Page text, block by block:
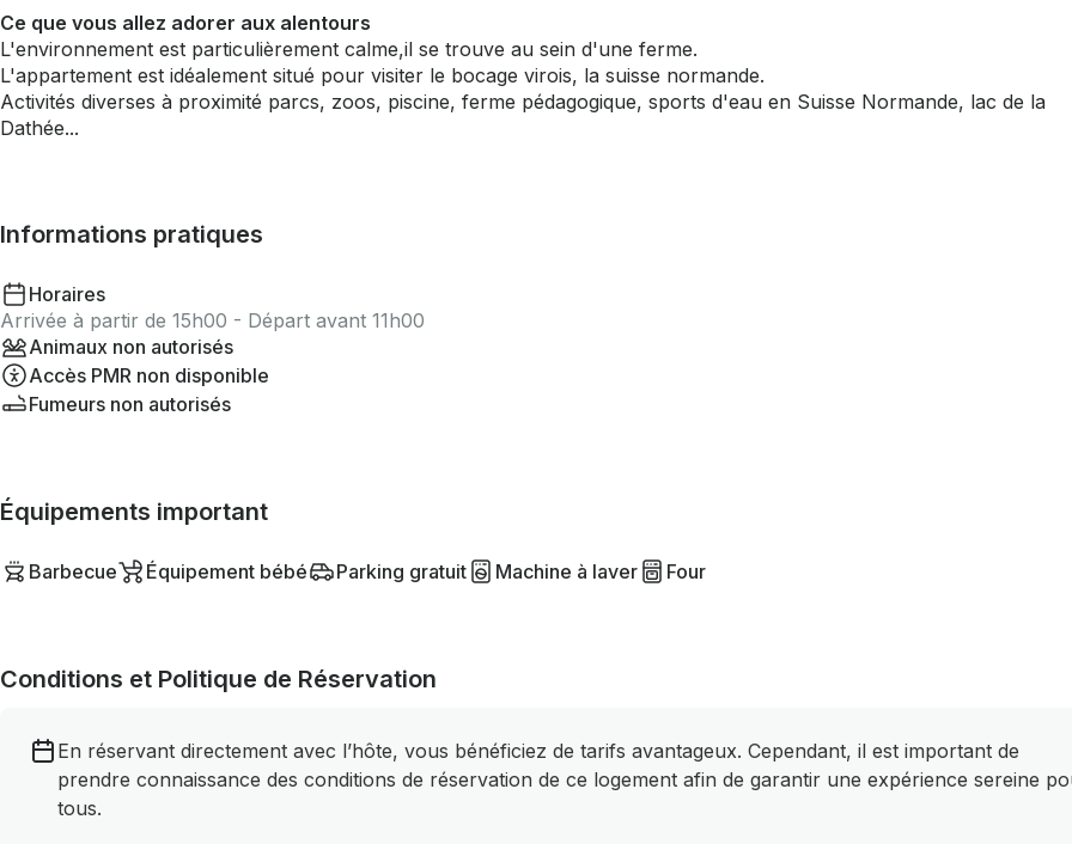
Ce que vous allez adorer aux alentours
L'environnement est particulièrement calme,il se trouve au sein d'une ferme.
L'appartement est idéalement situé pour visiter le bocage virois, la suisse normande.
Activités diverses à proximité parcs, zoos, piscine, ferme pédagogique, sports d'eau en Suisse Normande, lac de la
Dathée...
Informations pratiques
Horaires
Arrivée à partir de 15h00 - Départ avant 11h00
Animaux non autorisés
Accès PMR non disponible
Fumeurs non autorisés
Équipements important
Barbecue Équipement bébé Parking gratuit Machine à laver Four
Conditions et Politique de Réservation
En réservant directement avec l’hôte, vous bénéficiez de tarifs avantageux. Cependant, il est important de
prendre connaissance des conditions de réservation de ce logement afin de garantir une expérience sereine
tous.